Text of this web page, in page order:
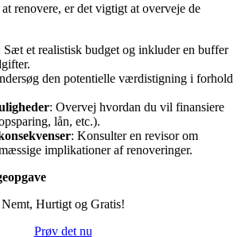
renovere, er det vigtigt at overveje de
Sæt et realistisk budget og inkluder en buffer
den potentielle værdistigning i forhold
: Overvej hvordan du vil finansiere
lån, etc.).
: Konsulter en revisor om
implikationer af renoveringer.
Nemt, Hurtigt og Gratis!
Prøv det nu